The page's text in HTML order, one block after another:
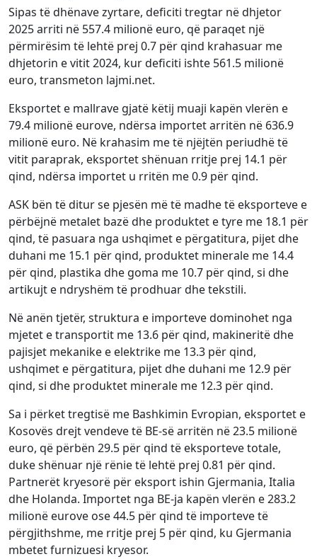
Sipas të dhënave zyrtare, deficiti tregtar në dhjetor
2025 arriti në 557.4 milionë euro, që paraqet një
përmirësim të lehtë prej 0.7 për qind krahasuar me
dhjetorin e vitit 2024, kur deficiti ishte 561.5 milionë
euro, transmeton lajmi.net.
Eksportet e mallrave gjatë këtij muaji kapën vlerën e
79.4 milionë eurove, ndërsa importet arritën në 636.9
milionë euro. Në krahasim me të njëjtën periudhë të
vitit paraprak, eksportet shënuan rritje prej 14.1 për
qind, ndërsa importet u rritën me 0.9 për qind.
ASK bën të ditur se pjesën më të madhe të eksporteve e
përbëjnë metalet bazë dhe produktet e tyre me 18.1 për
qind, të pasuara nga ushqimet e përgatitura, pijet dhe
duhani me 15.1 për qind, produktet minerale me 14.4
për qind, plastika dhe goma me 10.7 për qind, si dhe
artikujt e ndryshëm të prodhuar dhe tekstili.
Në anën tjetër, struktura e importeve dominohet nga
mjetet e transportit me 13.6 për qind, makineritë dhe
pajisjet mekanike e elektrike me 13.3 për qind,
ushqimet e përgatitura, pijet dhe duhani me 12.9 për
qind, si dhe produktet minerale me 12.3 për qind.
Sa i përket tregtisë me Bashkimin Evropian, eksportet e
Kosovës drejt vendeve të BE-së arritën në 23.5 milionë
euro, që përbën 29.5 për qind të eksporteve totale,
duke shënuar një rënie të lehtë prej 0.81 për qind.
Partnerët kryesorë për eksport ishin Gjermania, Italia
dhe Holanda. Importet nga BE-ja kapën vlerën e 283.2
milionë eurove ose 44.5 për qind të importeve të
përgjithshme, me rritje prej 5 për qind, ku Gjermania
mbetet furnizuesi kryesor.